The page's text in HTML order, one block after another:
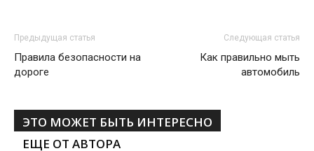
Предыдущая статья
Правила безопасности на
дороге
Следующая статья
Как правильно мыть
автомобиль
ЭТО МОЖЕТ БЫТЬ ИНТЕРЕСНО
ЕЩЕ ОТ АВТОРА